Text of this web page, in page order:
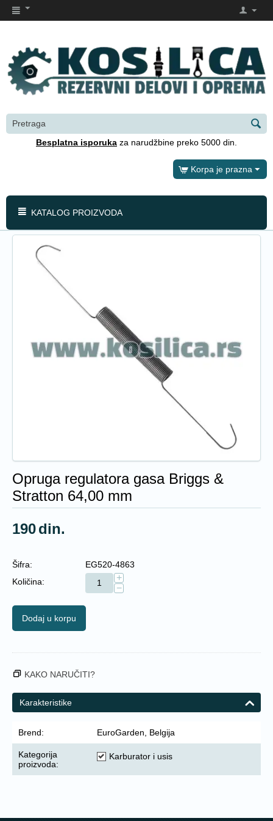
Besplatna isporuka za narudžbine preko 5000 din.
Korpa je prazna
KATALOG PROIZVODA
Opruga regulatora gasa Briggs &
Stratton 64,00 mm
190din.
Šifra:
EG520-4863
Količina:
+
−
Dodaj u korpu
KAKO NARUČITI?
Karakteristike
Brend: EuroGarden, Belgija
Kategorija
proizvoda:
Karburator i usis